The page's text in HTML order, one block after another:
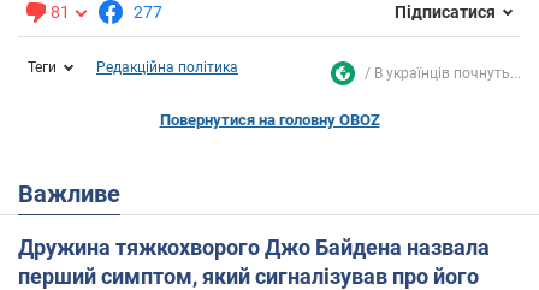
81 277 Підписатися
Теги Редакційна політика В українців почнуть...
Повернутися на головну OBOZ
Важливе
Дружина тяжкохворого Джо Байдена назвала
перший симптом, який сигналізував про його